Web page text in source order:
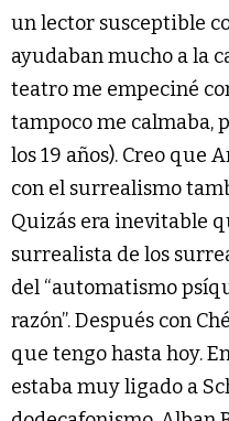
un lector susceptible
ayudaban mucho a la
teatro me empeciné
tampoco me calmaba,
los 19 años). Creo que
con el surrealismo
Quizás era inevitable
surrealista de los
del “automatismo
razón”. Después con
que tengo hasta hoy.
estaba muy ligado a